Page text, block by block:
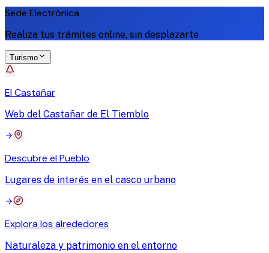
Sede Electrónica
Realiza tus trámites online, sin desplazarte
Turismo
El Castañar
Web del Castañar de El Tiemblo
Descubre el Pueblo
Lugares de interés en el casco urbano
Explora los alrededores
Naturaleza y patrimonio en el entorno